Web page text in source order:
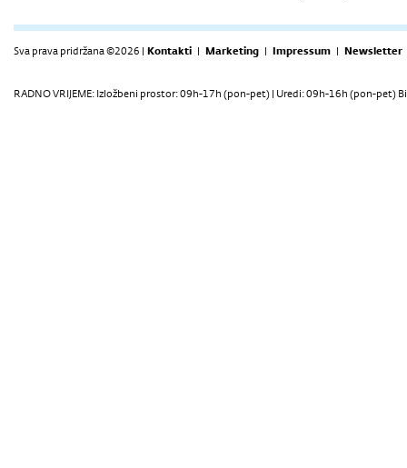
Sva prava pridržana ©2026 | Kontakti | Marketing | Impressum | Newsletter
RADNO VRIJEME: Izložbeni prostor: 09h-17h (pon-pet) | Uredi: 09h-16h (pon-pet)